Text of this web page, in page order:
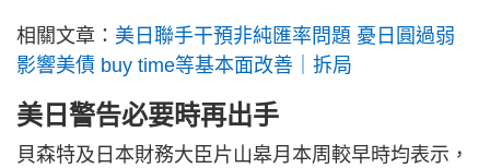
相關文章： 美日聯手干預非純匯率問題 憂日圓過弱
影響美債 buy time等基本面改善｜拆局
美日警告必要時再出手
貝森特及日本財務大臣片山皋月本周較早時均表示，